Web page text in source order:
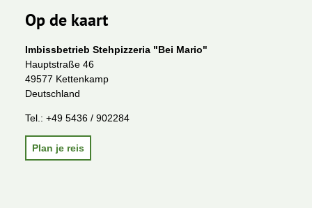
Op de kaart
Imbissbetrieb Stehpizzeria "Bei Mario"
Hauptstraße 46
49577 Kettenkamp
Deutschland
Tel.: +49 5436 / 902284
Plan je reis